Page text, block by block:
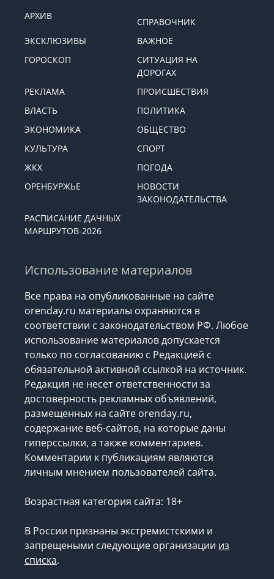
АРХИВ
СПРАВОЧНИК
ЭКСКЛЮЗИВЫ
ВАЖНОЕ
ГОРОСКОП
СИТУАЦИЯ НА
ДОРОГАХ
РЕКЛАМА
ПРОИСШЕСТВИЯ
ВЛАСТЬ
ПОЛИТИКА
ЭКОНОМИКА
ОБЩЕСТВО
КУЛЬТУРА
СПОРТ
ЖКХ
ПОГОДА
ОРЕНБУРЖЬЕ
НОВОСТИ
ЗАКОНОДАТЕЛЬСТВА
РАСПИСАНИЕ ДАЧНЫХ
МАРШРУТОВ-2026
Использование материалов
Все права на опубликованные на сайте
orenday.ru материалы охраняются в
соответствии с законодательством РФ. Любое
использование материалов допускается
только по согласованию с Редакцией с
обязательной активной ссылкой на источник.
Редакция не несет ответственности за
достоверность рекламных объявлений,
размещенных на сайте orenday.ru,
содержание веб-сайтов, на которые даны
гиперссылки, а также комментариев.
Комментарии к публикациям являются
личным мнением пользователей сайта.
Возрастная категория сайта: 18+
В России признаны экстремистскими и
запрещеными следующие организации из
списка.